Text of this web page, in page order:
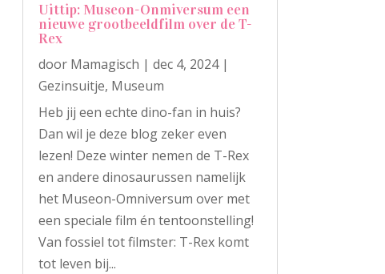
Uittip: Museon-Onmiversum een
nieuwe grootbeeldfilm over de T-
Rex
door Mamagisch | dec 4, 2024|
Gezinsuitje, Museum
Heb jij een echte dino-fan in huis?
Dan wil je deze blog zeker even
lezen! Deze winter nemen de T-Rex
en andere dinosaurussen namelijk
het Museon-Omniversum over met
een speciale film én tentoonstelling!
Van fossiel tot filmster: T-Rex komt
tot leven bij...